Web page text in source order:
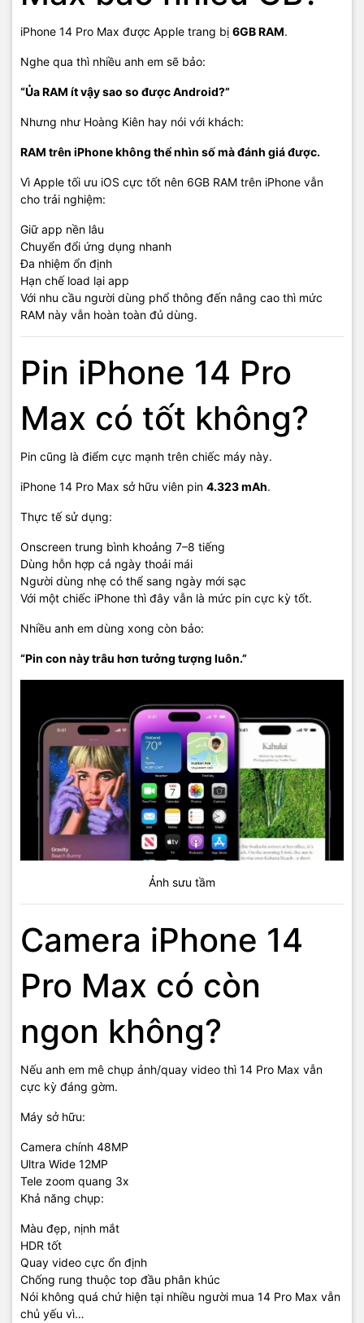
iPhone 14 Pro Max được Apple trang bị 6GB RAM.
Nghe qua thì nhiều anh em sẽ bảo:
“Ủa RAM ít vậy sao so được Android?”
Nhưng như Hoàng Kiên hay nói với khách:
RAM trên iPhone không thể nhìn số mà đánh giá được.
Vì Apple tối ưu iOS cực tốt nên 6GB RAM trên iPhone vẫn
cho trải nghiệm:
Giữ app nền lâu
Chuyển đổi ứng dụng nhanh
Đa nhiệm ổn định
Hạn chế load lại app
Với nhu cầu người dùng phổ thông đến nâng cao thì mức
RAM này vẫn hoàn toàn đủ dùng.
Pin iPhone 14 Pro
Max có tốt không?
Pin cũng là điểm cực mạnh trên chiếc máy này.
iPhone 14 Pro Max sở hữu viên pin 4.323 mAh.
Thực tế sử dụng:
Onscreen trung bình khoảng 7–8 tiếng
Dùng hỗn hợp cả ngày thoải mái
Người dùng nhẹ có thể sang ngày mới sạc
Với một chiếc iPhone thì đây vẫn là mức pin cực kỳ tốt.
Nhiều anh em dùng xong còn bảo:
“Pin con này trâu hơn tưởng tượng luôn.”
Ảnh sưu tầm
Camera iPhone 14
Pro Max có còn
ngon không?
Nếu anh em mê chụp ảnh/quay video thì 14 Pro Max vẫn
cực kỳ đáng gờm.
Máy sở hữu:
Camera chính 48MP
Ultra Wide 12MP
Tele zoom quang 3x
Khả năng chụp:
Màu đẹp, nịnh mắt
HDR tốt
Quay video cực ổn định
Chống rung thuộc top đầu phân khúc
Nói không quá chứ hiện tại nhiều người mua 14 Pro Max vẫn
chủ yếu vì…